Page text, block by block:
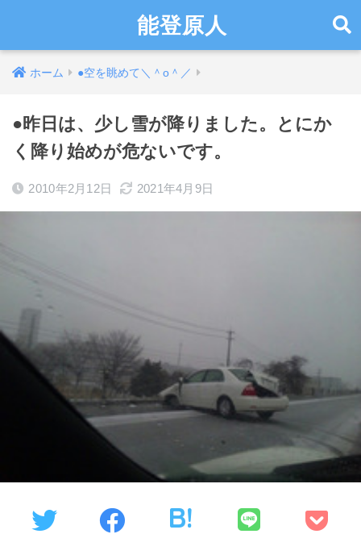
能登原人
ホーム ●空を眺めて＼＾o＾／
●昨日は、少し雪が降りました。とにか
く降り始めが危ないです。
2010年2月12日 2021年4月9日